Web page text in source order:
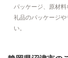
パッケージ、原材
礼品のパッケージ
い。